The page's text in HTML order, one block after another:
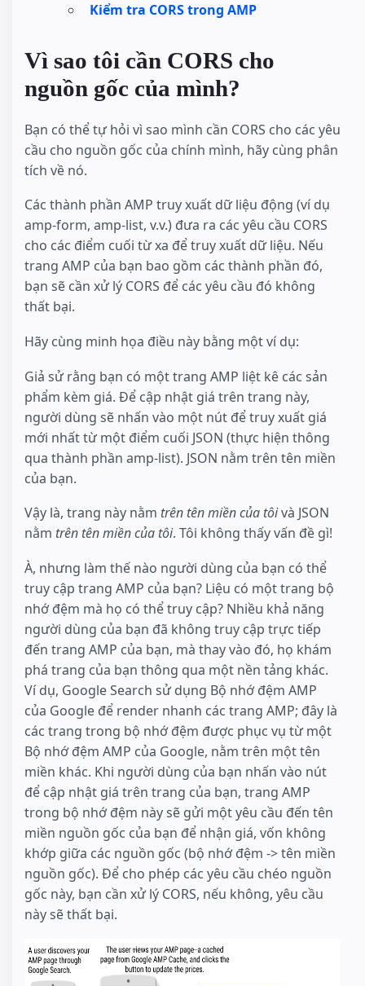
Kiểm tra CORS trong AMP
Vì sao tôi cần CORS cho
nguồn gốc của mình?
Bạn có thể tự hỏi vì sao mình cần CORS cho các yêu
cầu cho nguồn gốc của chính mình, hãy cùng phân
tích về nó.
Các thành phần AMP truy xuất dữ liệu động (ví dụ
amp-form, amp-list, v.v.) đưa ra các yêu cầu CORS
cho các điểm cuối từ xa để truy xuất dữ liệu. Nếu
trang AMP của bạn bao gồm các thành phần đó,
bạn sẽ cần xử lý CORS để các yêu cầu đó không
thất bại.
Hãy cùng minh họa điều này bằng một ví dụ:
Giả sử rằng bạn có một trang AMP liệt kê các sản
phẩm kèm giá. Để cập nhật giá trên trang này,
người dùng sẽ nhấn vào một nút để truy xuất giá
mới nhất từ một điểm cuối JSON (thực hiện thông
qua thành phần amp-list). JSON nằm trên tên miền
của bạn.
Vậy là, trang này nằm trên tên miền của tôivà JSON
nằm trên tên miền của tôi. Tôi không thấy vấn đề gì!
À, nhưng làm thế nào người dùng của bạn có thể
truy cập trang AMP của bạn? Liệu có một trang bộ
nhớ đệm mà họ có thể truy cập? Nhiều khả năng
người dùng của bạn đã không truy cập trực tiếp
đến trang AMP của bạn, mà thay vào đó, họ khám
phá trang của bạn thông qua một nền tảng khác.
Ví dụ, Google Search sử dụng Bộ nhớ đệm AMP
của Google để render nhanh các trang AMP; đây là
các trang trong bộ nhớ đệm được phục vụ từ một
Bộ nhớ đệm AMP của Google, nằm trên một tên
miền khác. Khi người dùng của bạn nhấn vào nút
để cập nhật giá trên trang của bạn, trang AMP
trong bộ nhớ đệm này sẽ gửi một yêu cầu đến tên
miền nguồn gốc của bạn để nhận giá, vốn không
khớp giữa các nguồn gốc (bộ nhớ đệm -> tên miền
nguồn gốc). Để cho phép các yêu cầu chéo nguồn
gốc này, bạn cần xử lý CORS, nếu không, yêu cầu
này sẽ thất bại.